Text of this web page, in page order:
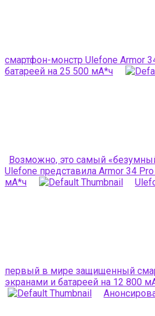
смартфон-монстр Ulefone Armor
батареей на 25 500 мА*ч
Возможно, это самый
Ulefone представила Armor 34
мА*ч
первый в мире защищенный
экранами и батареей на 12 800